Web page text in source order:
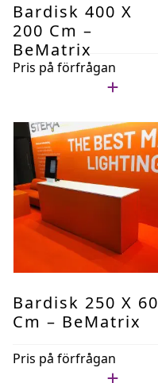
Bardisk 400 X
200 Cm –
BeMatrix
Pris på förfrågan
Bardisk 250 X 60
Cm – BeMatrix
Pris på förfrågan